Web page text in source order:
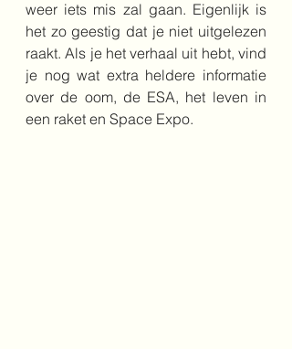
weer iets mis zal gaan. Eigenlijk is
het zo geestig dat je niet uitgelezen
raakt. Als je het verhaal uit hebt, vind
je nog wat extra heldere informatie
over de oom, de ESA, het leven in
een raket en Space Expo.